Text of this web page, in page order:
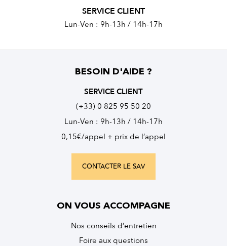
SERVICE CLIENT
Lun-Ven : 9h-13h / 14h-17h
BESOIN D'AIDE ?
SERVICE CLIENT
(+33) 0 825 95 50 20
Lun-Ven : 9h-13h / 14h-17h
0,15€/appel + prix de l’appel
CONTACTER LE SAV
ON VOUS ACCOMPAGNE
Nos conseils d’entretien
Foire aux questions